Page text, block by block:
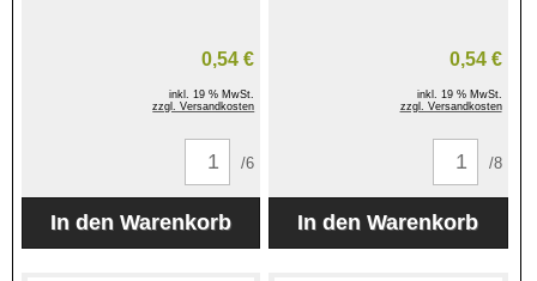
0,54 €
inkl. 19 % MwSt.
zzgl. Versandkosten
/6
0,54 €
inkl. 19 % MwSt.
zzgl. Versandkosten
/8